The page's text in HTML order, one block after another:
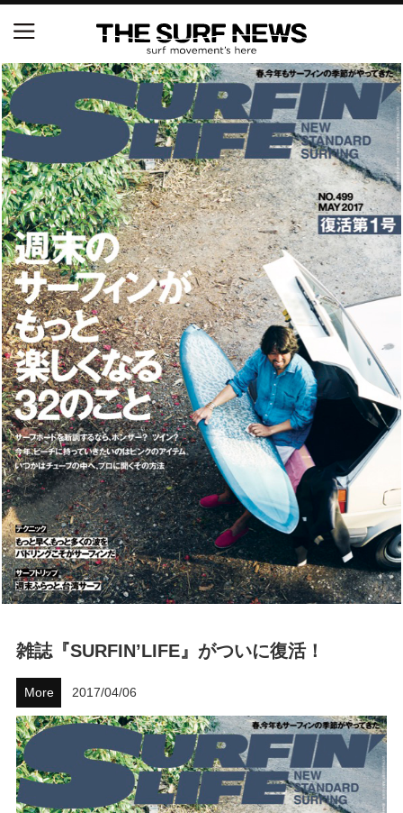
雑誌『SURFIN’LIFE』がついに復活！
More 2017/04/06
NSAと茅ヶ崎市が包括連携協定を締結 自治体との協
定は全国初、サーフィンを軸に地域活性化へ
【五十嵐カノア独占インタビュー】旧友レオ、ジャッ
クとの豪華プライベートセッション
S.ONE ショート＆ロング開幕戦・現地リポート（高橋
みなと）
ニュース
製品情報
特集
試合
ハウツー
ホリデースタイル
ウェストジャパン
イベント・リリース
FOLLOW US ON